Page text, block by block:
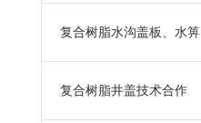
复合树脂水沟盖板、水箅
复合树脂井盖技术合作